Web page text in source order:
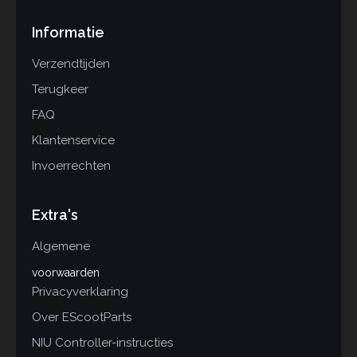
Informatie
Verzendtijden
Terugkeer
FAQ
Klantenservice
Invoerrechten
Extra's
Algemene
voorwaarden
Privacyverklaring
Over EScootParts
NIU Controller-instructies